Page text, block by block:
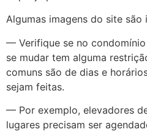
Algumas imagens do site são
— Verifique se no
se mudar tem alguma
comuns são de dias e
sejam feitas.
— Por exemplo, elevadores
lugares precisam ser